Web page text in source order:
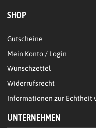
SHOP
Gutscheine
Mein Konto / Login
Wunschzettel
Widerrufsrecht
Informationen zur Echtheit
UNTERNEHMEN